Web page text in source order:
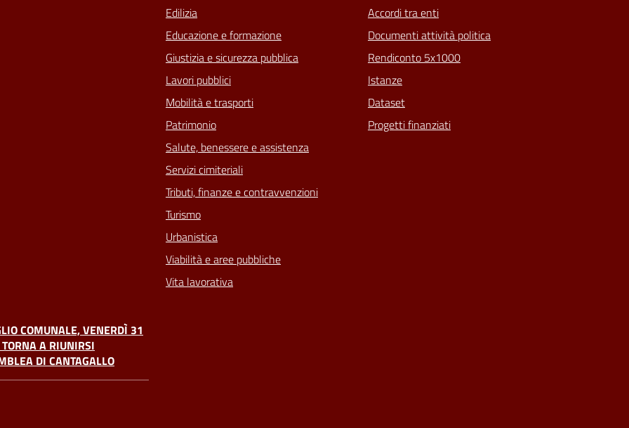
Edilizia
Educazione e formazione
Giustizia e sicurezza pubblica
Lavori pubblici
Mobilità e trasporti
Patrimonio
Salute, benessere e assistenza
Servizi cimiteriali
Tributi, finanze e contravvenzioni
Turismo
Urbanistica
Viabilità e aree pubbliche
Vita lavorativa
Accordi tra enti
Documenti attività politica
Rendiconto 5x1000
Istanze
Dataset
Progetti finanziati
COMUNALE, VENERDÌ 31
A RIUNIRSI
DI CANTAGALLO